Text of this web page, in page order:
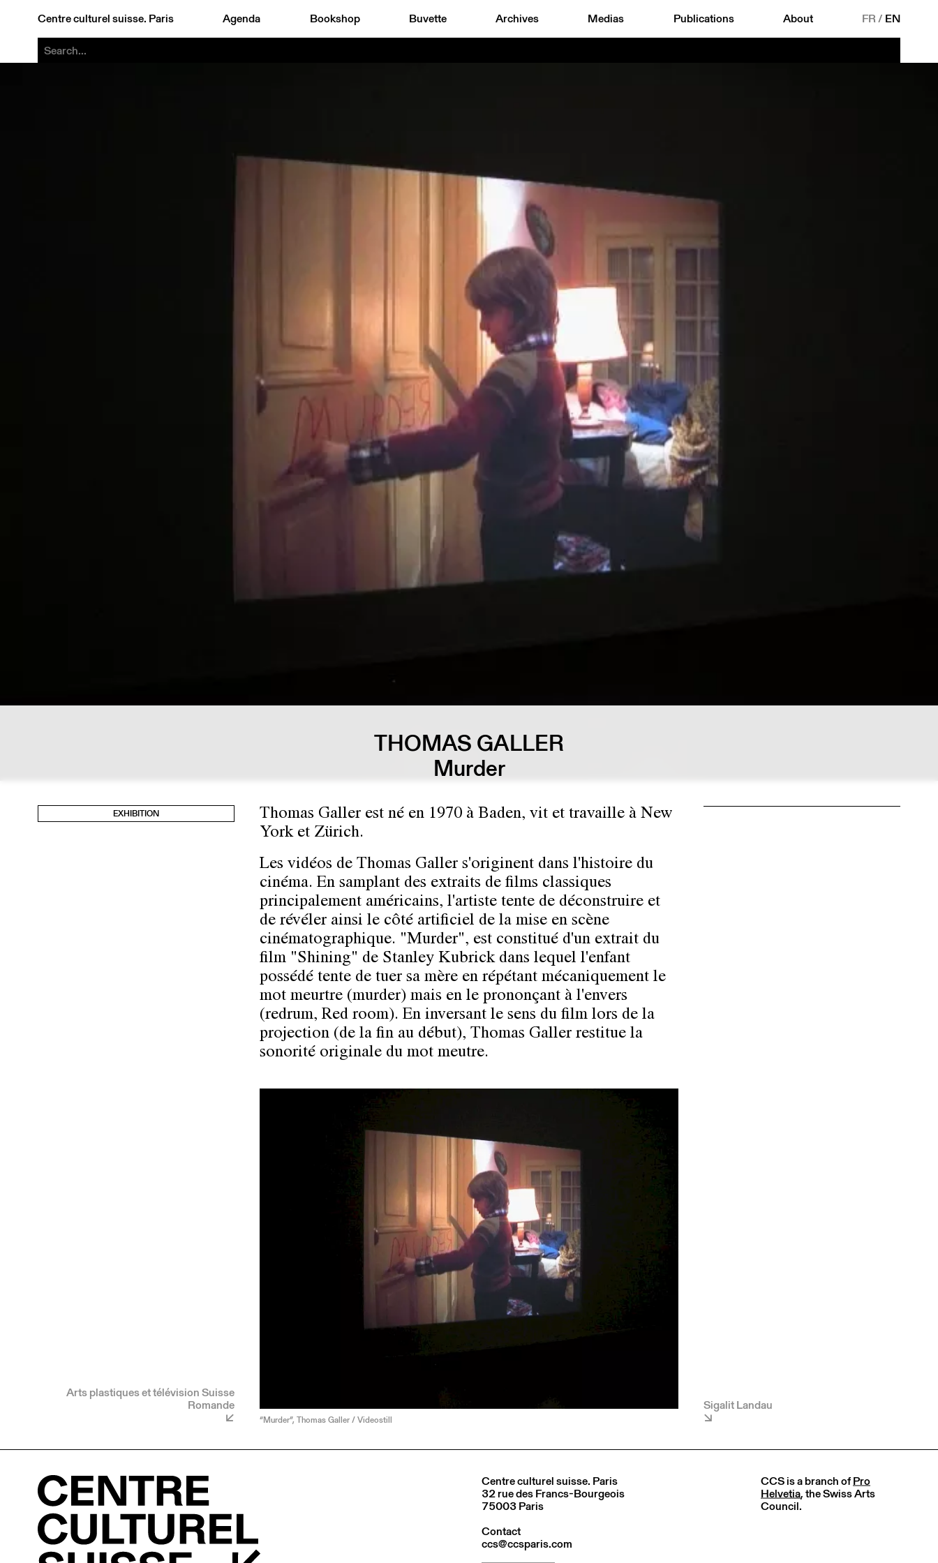
Centre culturel suisse. Paris Agenda Bookshop Buvette Archives Medias Publications About FR/ EN
THOMAS GALLER
Murder
EXHIBITION
Arts plastiques et télévision Suisse
Romande
Thomas Galler est né en 1970 à Baden, vit et travaille à New
York et Zürich.
Les vidéos de Thomas Galler s'originent dans l'histoire du
cinéma. En samplant des extraits de films classiques
principalement américains, l'artiste tente de déconstruire et
de révéler ainsi le côté artificiel de la mise en scène
cinématographique. "Murder", est constitué d'un extrait du
film "Shining" de Stanley Kubrick dans lequel l'enfant
possédé tente de tuer sa mère en répétant mécaniquement le
mot meurtre (murder) mais en le prononçant à l'envers
(redrum, Red room). En inversant le sens du film lors de la
projection (de la fin au début), Thomas Galler restitue la
sonorité originale du mot meutre.
“Murder”, Thomas Galler / Videostill
Sigalit Landau
Centre culturel suisse. Paris
32 rue des Francs-Bourgeois
75003 Paris
Contact
ccs@ccsparis.com
CCS is a branch ofPro
Helvetia, the Swiss Arts
Council.